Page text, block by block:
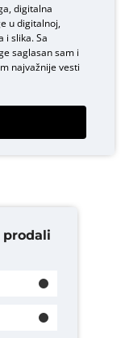
digitalna
u digitalnoj,
i slika. Sa
saglasan sam i
najvažnije vesti
prodali